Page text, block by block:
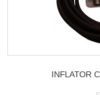
INFLATOR